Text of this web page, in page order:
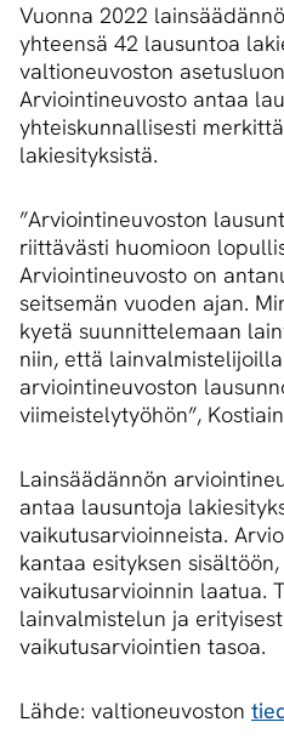
Vuonna 2022
yhteensä 42 lausuntoa
valtioneuvoston
Arviointineuvosto antaa
yhteiskunnallisesti
lakiesityksistä.
”Arviointineuvoston
riittävästi huomioon
Arviointineuvosto on
seitsemän vuoden ajan.
kyetä suunnittelemaan
niin, että
arviointineuvoston
viimeistelytyöhön”,
Lainsäädännön
antaa lausuntoja
vaikutusarvioinneista.
kantaa esityksen
vaikutusarvioinnin laatua.
lainvalmistelun ja
vaikutusarviointien tasoa.
Lähde: valtioneuvoston